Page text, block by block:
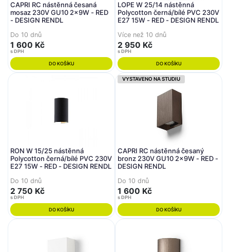
CAPRI RC nástěnná česaná
mosaz 230V GU10 2x9W - RED
- DESIGN RENDL
Do 10 dnů
1 600 Kč
s DPH
DO KOŠÍKU
LOPE W 25/14 nástěnná
Polycotton černá/bílé PVC 230V
E27 15W - RED - DESIGN RENDL
Více než 10 dnů
2 950 Kč
s DPH
DO KOŠÍKU
RON W 15/25 nástěnná
Polycotton černá/bílé PVC 230V
E27 15W - RED - DESIGN RENDL
Do 10 dnů
2 750 Kč
s DPH
DO KOŠÍKU
VYSTAVENO NA STUDIU
CAPRI RC nástěnná česaný
bronz 230V GU10 2x9W - RED -
DESIGN RENDL
Do 10 dnů
1 600 Kč
s DPH
DO KOŠÍKU